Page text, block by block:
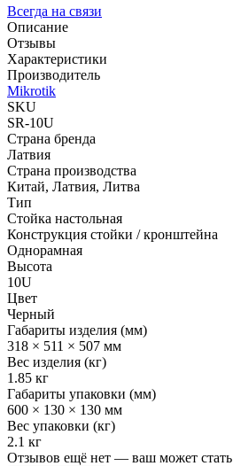
Всегда на связи
Описание
Отзывы
Характеристики
Производитель
Mikrotik
SKU
SR-10U
Страна бренда
Латвия
Страна производства
Китай, Латвия, Литва
Тип
Стойка настольная
Конструкция стойки / кронштейна
Однорамная
Высота
10U
Цвет
Черный
Габариты изделия (мм)
318 × 511 × 507 мм
Вес изделия (кг)
1.85 кг
Габариты упаковки (мм)
600 × 130 × 130 мм
Вес упаковки (кг)
2.1 кг
Отзывов ещё нет — ваш может